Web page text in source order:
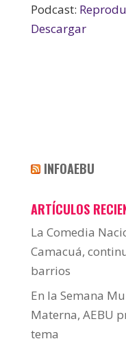
Podcast:
Descargar
INFOAEBU
ARTÍCULOS
La Comedia
Camacuá,
barrios
En la Semana
Materna, AEBU
tema